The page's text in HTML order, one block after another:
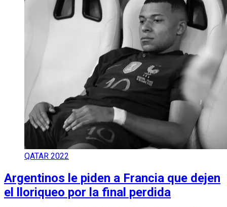
QATAR 2022
Argentinos le piden a Francia que dejen
el lloriqueo por la final perdida